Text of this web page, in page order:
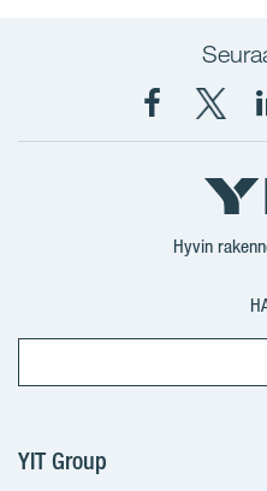
Facebook
X
YIT
Hyvin
YIT Group